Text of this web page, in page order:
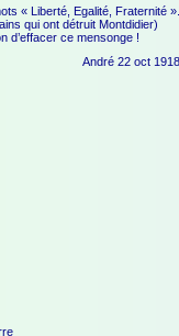
« Liberté, Egalité, Fraternité ».
qui ont détruit Montdidier)
d’effacer ce mensonge !
André 22 oct 1918